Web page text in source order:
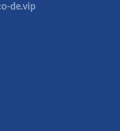
de.vip